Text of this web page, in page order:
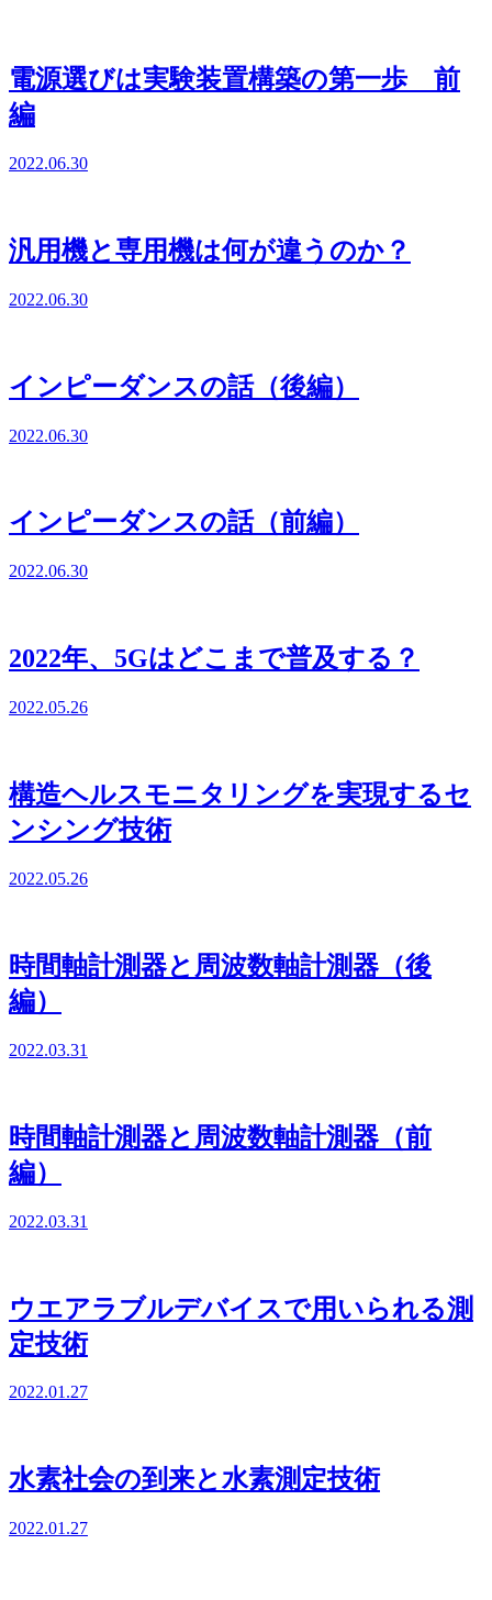
電源選びは実験装置構築の第一歩 前
編
2022.06.30
汎用機と専用機は何が違うのか？
2022.06.30
インピーダンスの話（後編）
2022.06.30
インピーダンスの話（前編）
2022.06.30
2022年、5Gはどこまで普及する？
2022.05.26
構造ヘルスモニタリングを実現するセ
ンシング技術
2022.05.26
時間軸計測器と周波数軸計測器（後
編）
2022.03.31
時間軸計測器と周波数軸計測器（前
編）
2022.03.31
ウエアラブルデバイスで用いられる測
定技術
2022.01.27
水素社会の到来と水素測定技術
2022.01.27